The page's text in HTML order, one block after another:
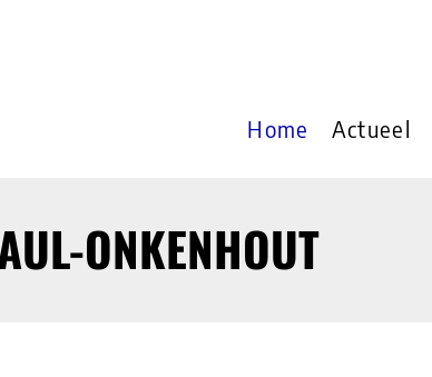
Home Actueel
ONKENHOUT